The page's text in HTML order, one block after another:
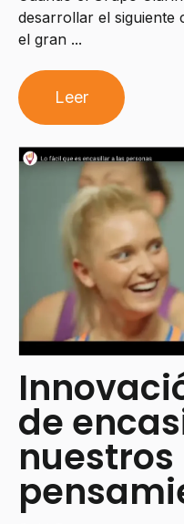
desarrollar el siguiente
el gran ...
Leer
de
nuestros